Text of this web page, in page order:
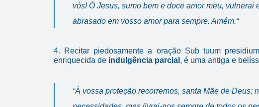
vós! Ó Jesus, sumo bem e doce amor meu,
abrasado em vosso amor para sempre. Amém.“
4. Recitar piedosamente a oração Sub tuum
enriquecida de indulgência parcial , é uma antiga e
“À vossa proteção recorremos, santa Mãe de